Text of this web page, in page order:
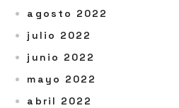
agosto 2022
julio 2022
junio 2022
mayo 2022
abril 2022